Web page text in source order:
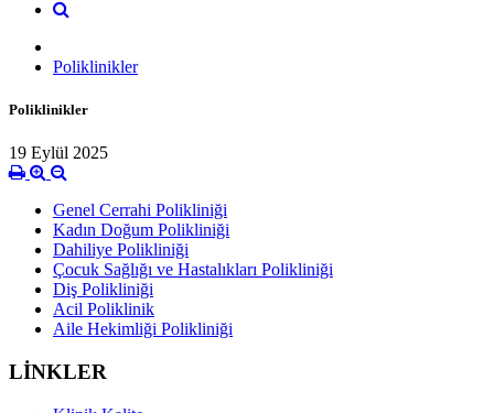
Poliklinikler
Poliklinikler
19 Eylül 2025
Genel Cerrahi Polikliniği
Kadın Doğum Polikliniği
Dahiliye Polikliniği
Çocuk Sağlığı ve Hastalıkları Polikliniği
Diş Polikliniği
Acil Poliklinik
Aile Hekimliği Polikliniği
LİNKLER